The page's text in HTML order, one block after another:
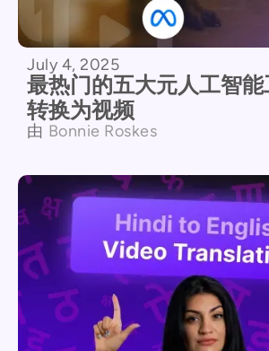
July 4, 2025
最热门的五大元人工智
转换为视频
由 Bonnie Roskes